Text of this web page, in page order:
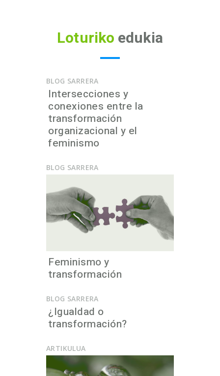
Loturiko edukia
BLOG SARRERA
Intersecciones y
conexiones entre la
transformación
organizacional y el
feminismo
BLOG SARRERA
Feminismo y
transformación
BLOG SARRERA
¿Igualdad o
transformación?
ARTIKULUA